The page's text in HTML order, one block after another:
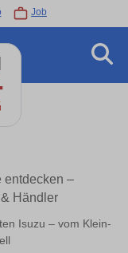
Job
entdecken –
Händler
Isuzu – vom Klein-